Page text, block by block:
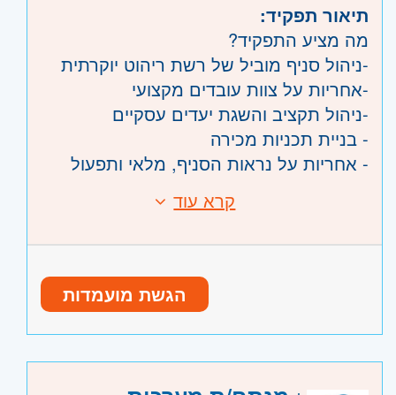
תיאור תפקיד:
מה מציע התפקיד?
-ניהול סניף מוביל של רשת ריהוט יוקרתית
-אחריות על צוות עובדים מקצועי
-ניהול תקציב והשגת יעדים עסקיים
- בניית תכניות מכירה
- אחריות על נראות הסניף, מלאי ותפעול
-הובלת חווית לקוח ברמה הגבוהה ביותר
תנאים סוציאליים מצוינים
אפשרויות קידום בחברה צומחת
חובה
• ניסיון במכירות פרונטליות – חובה
• יכולת ניהול והנעת עובדים
היקף משרה: משרה מלאה
קרא עוד
הגשת מועמדות